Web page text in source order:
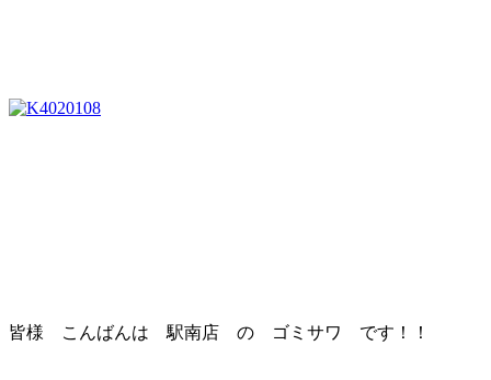
皆様 こんばんは 駅南店 の ゴミサワ です！！